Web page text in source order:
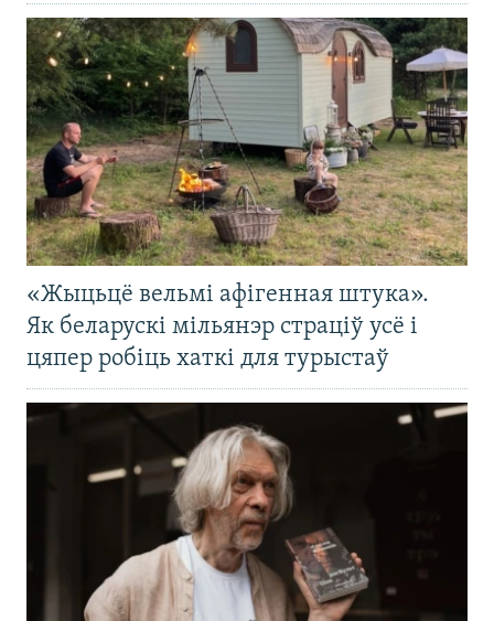
«Жыцьцё вельмі афігенная штука».
Як беларускі мільянэр страціў усё і
цяпер робіць хаткі для турыстаў